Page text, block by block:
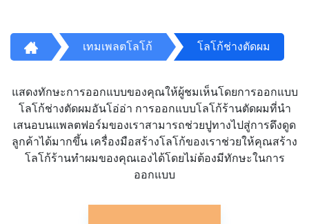
เทมเพลตโลโก้ โลโก้ช่างตัดผม
แสดงทักษะการออกแบบของคุณให้ผู้ชมเห็นโดยการออกแบบ
โลโก้ช่างตัดผมอันโอ่อ่า การออกแบบโลโก้ร้านตัดผมที่นำ
เสนอบนแพลตฟอร์มของเราสามารถช่วยปูทางไปสู่การดึงดูด
ลูกค้าได้มากขึ้น เครื่องมือสร้างโลโก้ของเราช่วยให้คุณสร้าง
โลโก้ร้านทำผมของคุณเองได้โดยไม่ต้องมีทักษะในการ
ออกแบบ